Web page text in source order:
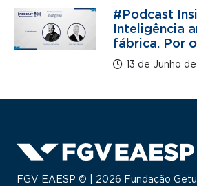
#Podcast
Inteligência
fábrica. Por
13 de Junho
FGV EAESP © | 2026 Fundação